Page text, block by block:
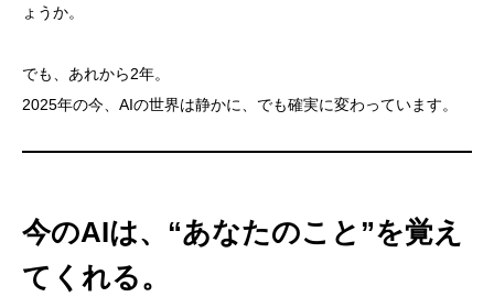
ょうか。
でも、あれから2年。
2025年の今、AIの世界は静かに、でも確実に変わっています。
今のAIは、“あなたのこと”を覚え
てくれる。